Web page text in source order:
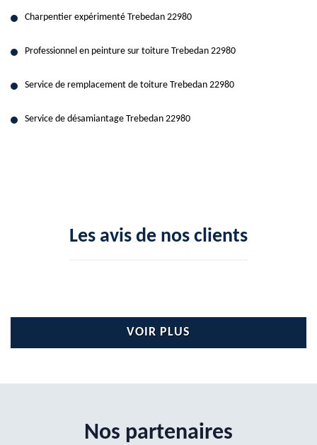
Charpentier expérimenté Trebedan 22980
Professionnel en peinture sur toiture Trebedan 22980
Service de remplacement de toiture Trebedan 22980
Service de désamiantage Trebedan 22980
Les avis de nos clients
VOIR PLUS
Nos partenaires